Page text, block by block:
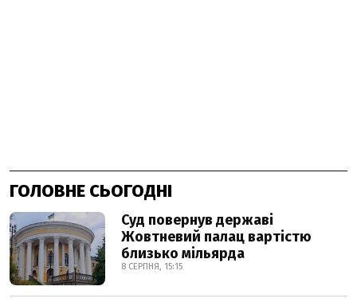
ГОЛОВНЕ СЬОГОДНІ
Суд повернув державі
Жовтневий палац вартістю
близько мільярда
8 СЕРПНЯ, 15:15